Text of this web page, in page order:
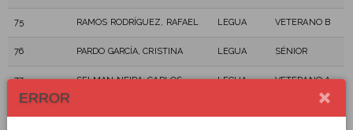
75 RAMOS RODRÍGUEZ, RAFAEL LEGUA VETERANO B
76 PARDO GARCÍA, CRISTINA LEGUA SÉNIOR
77 SELMAN NEIRA, CARLOS LEGUA VETERANO A
ERROR